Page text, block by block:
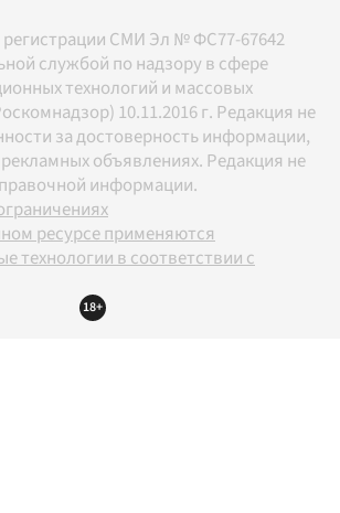
регистрации СМИ Эл № ФС77-67642
службой по надзору в сфере
технологий и массовых
10.11.2016 г. Редакция не
за достоверность информации,
объявлениях. Редакция не
информации.
ресурсе применяются
технологии в соответствии с
18+